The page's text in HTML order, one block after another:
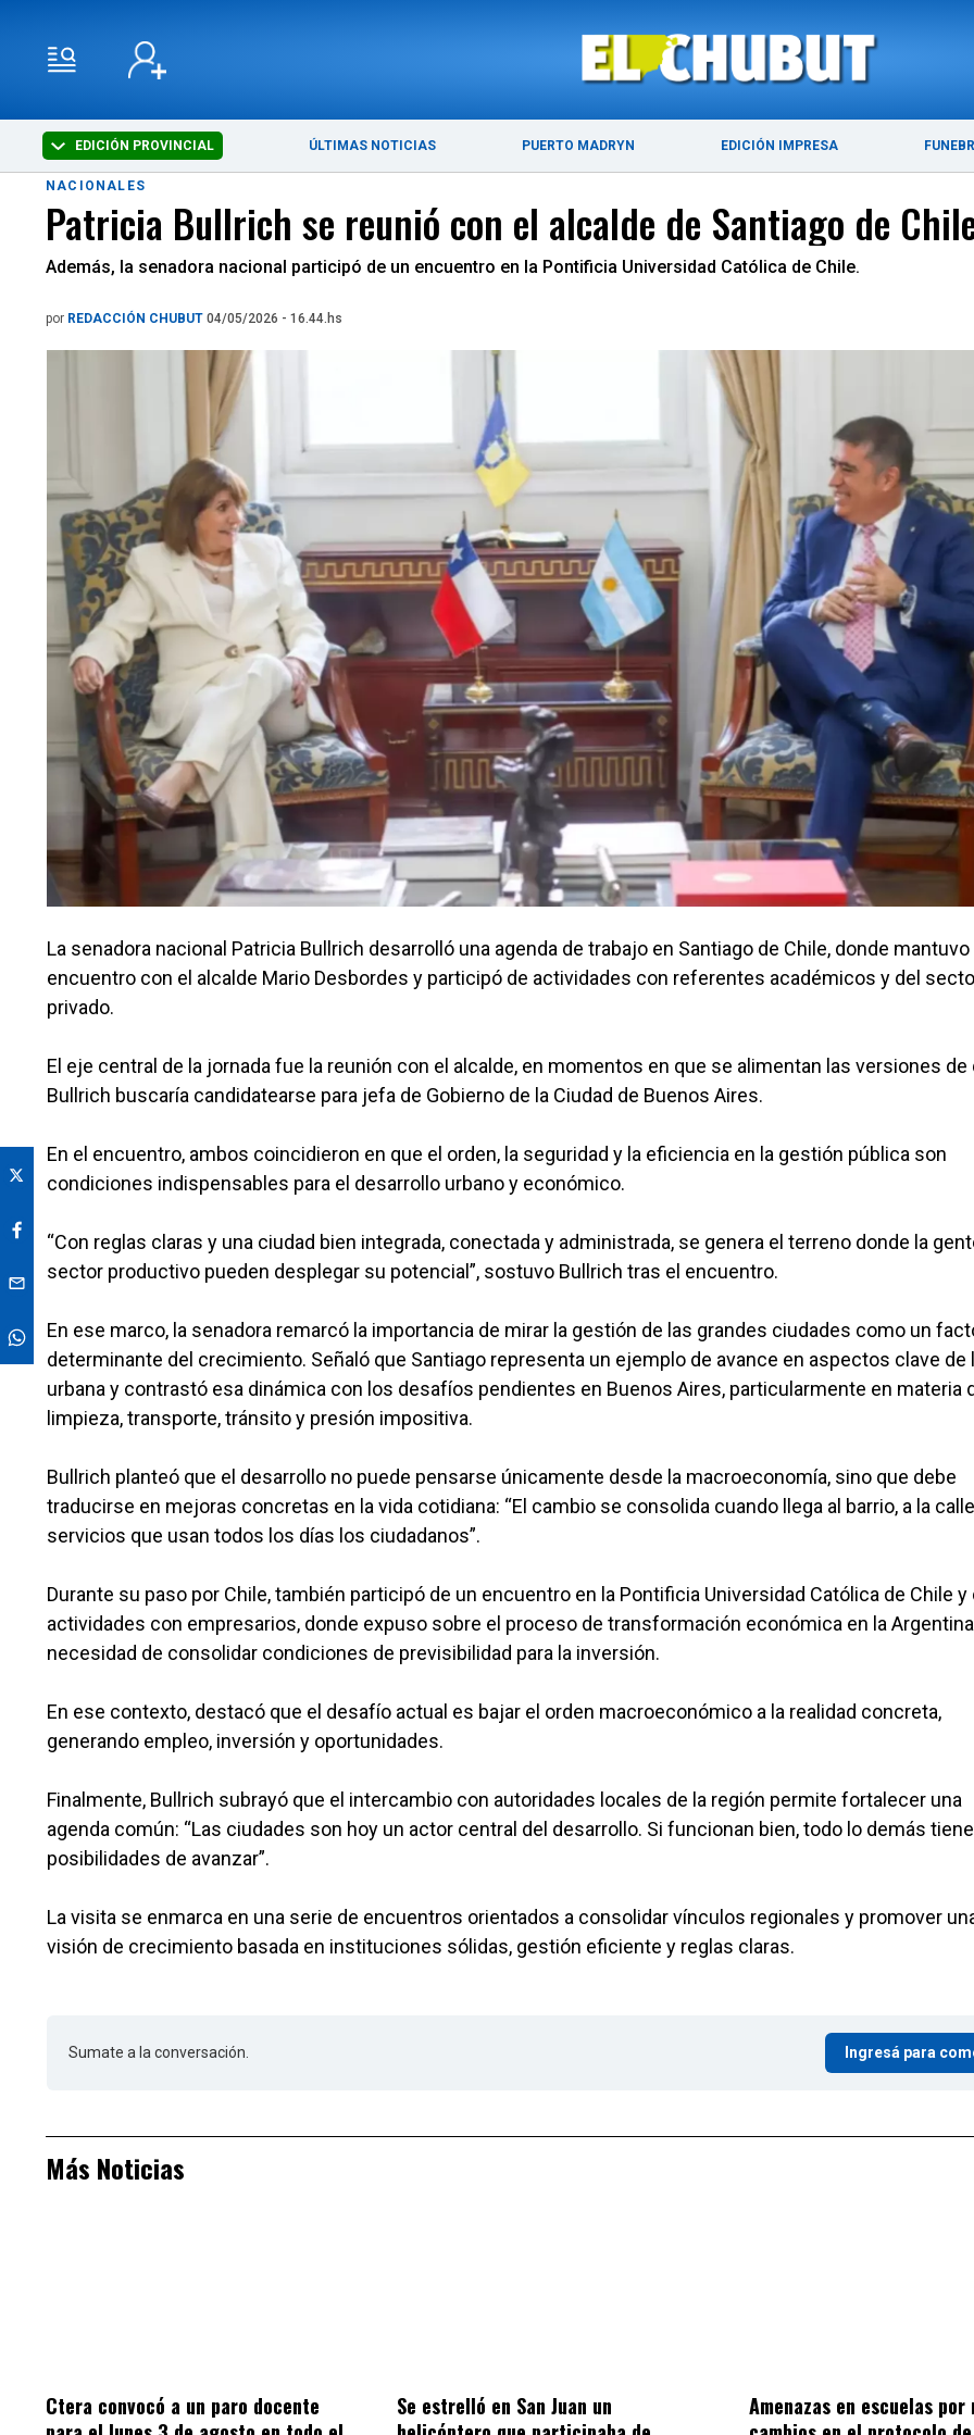
EDICIÓN PROVINCIAL ÚLTIMAS NOTICIAS PUERTO MADRYN EDICIÓN IMPRESA
ÚLTIMAS NOTICIAS PUERTO MADRYN
NACIONALES
Patricia Bullrich se reunió con el alcalde de Santiago de
Además, la senadora nacional participó de un encuentro en la Pontificia Universidad Católica de Chile.
por REDACCIÓN CHUBUT 04/05/2026 - 16.44.hs
La senadora nacional Patricia Bullrich desarrolló una agenda de trabajo en Santiago de Chile, donde mantuvo
encuentro con el alcalde Mario Desbordes y participó de actividades con referentes académicos y del
privado.
El eje central de la jornada fue la reunión con el alcalde, en momentos en que se alimentan las versiones de
Bullrich buscaría candidatearse para jefa de Gobierno de la Ciudad de Buenos Aires.
En el encuentro, ambos coincidieron en que el orden, la seguridad y la eficiencia en la gestión pública son
condiciones indispensables para el desarrollo urbano y económico.
“Con reglas claras y una ciudad bien integrada, conectada y administrada, se genera el terreno donde la
sector productivo pueden desplegar su potencial”, sostuvo Bullrich tras el encuentro.
En ese marco, la senadora remarcó la importancia de mirar la gestión de las grandes ciudades como un
determinante del crecimiento. Señaló que Santiago representa un ejemplo de avance en aspectos clave de
urbana y contrastó esa dinámica con los desafíos pendientes en Buenos Aires, particularmente en materia
limpieza, transporte, tránsito y presión impositiva.
Bullrich planteó que el desarrollo no puede pensarse únicamente desde la macroeconomía, sino que debe
traducirse en mejoras concretas en la vida cotidiana: “El cambio se consolida cuando llega al barrio, a la
servicios que usan todos los días los ciudadanos”.
Durante su paso por Chile, también participó de un encuentro en la Pontificia Universidad Católica de Chile y
actividades con empresarios, donde expuso sobre el proceso de transformación económica en la
necesidad de consolidar condiciones de previsibilidad para la inversión.
En ese contexto, destacó que el desafío actual es bajar el orden macroeconómico a la realidad concreta,
generando empleo, inversión y oportunidades.
Finalmente, Bullrich subrayó que el intercambio con autoridades locales de la región permite fortalecer una
agenda común: “Las ciudades son hoy un actor central del desarrollo. Si funcionan bien, todo lo demás
posibilidades de avanzar”.
La visita se enmarca en una serie de encuentros orientados a consolidar vínculos regionales y promover
visión de crecimiento basada en instituciones sólidas, gestión eficiente y reglas claras.
Sumate a la conversación. Ingresá para
Más Noticias
Ctera convocó a un paro docente
Se estrelló en San Juan un
Amenazas en escuelas por